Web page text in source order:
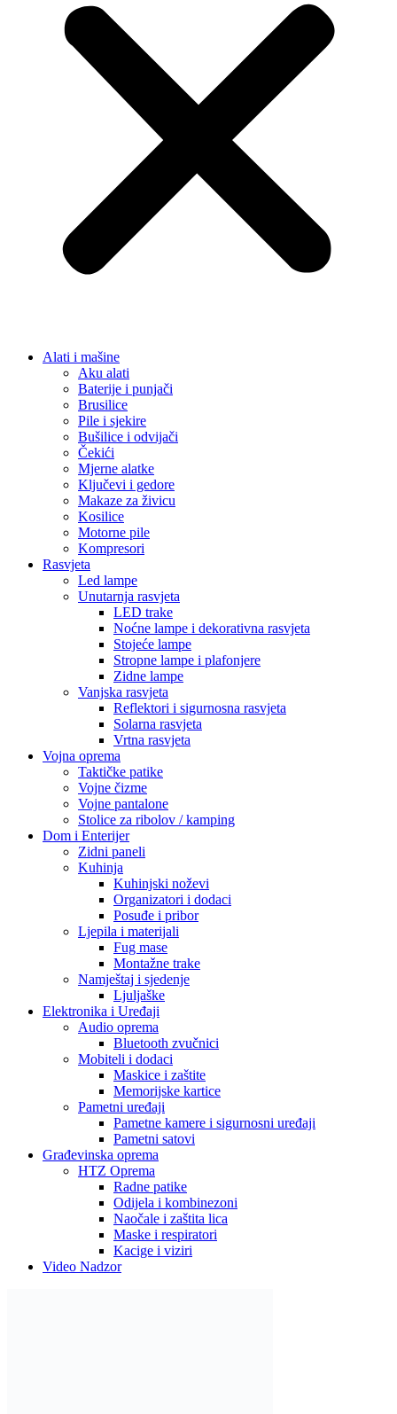
Alati i mašine
Aku alati
Baterije i punjači
Brusilice
Pile i sjekire
Bušilice i odvijači
Čekići
Mjerne alatke
Ključevi i gedore
Makaze za živicu
Kosilice
Motorne pile
Kompresori
Rasvjeta
Led lampe
Unutarnja rasvjeta
LED trake
Noćne lampe i dekorativna rasvjeta
Stojeće lampe
Stropne lampe i plafonjere
Zidne lampe
Vanjska rasvjeta
Reflektori i sigurnosna rasvjeta
Solarna rasvjeta
Vrtna rasvjeta
Vojna oprema
Taktičke patike
Vojne čizme
Vojne pantalone
Stolice za ribolov / kamping
Dom i Enterijer
Zidni paneli
Kuhinja
Kuhinjski noževi
Organizatori i dodaci
Posuđe i pribor
Ljepila i materijali
Fug mase
Montažne trake
Namještaj i sjedenje
Ljuljaške
Elektronika i Uređaji
Audio oprema
Bluetooth zvučnici
Mobiteli i dodaci
Maskice i zaštite
Memorijske kartice
Pametni uređaji
Pametne kamere i sigurnosni uređaji
Pametni satovi
Građevinska oprema
HTZ Oprema
Radne patike
Odijela i kombinezoni
Naočale i zaštita lica
Maske i respiratori
Kacige i viziri
Video Nadzor